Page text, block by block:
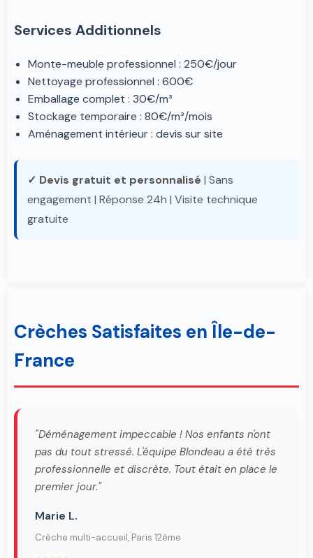
Services Additionnels
Monte-meuble professionnel : 250€/jour
Nettoyage professionnel : 600€
Emballage complet : 30€/m³
Stockage temporaire : 80€/m³/mois
Aménagement intérieur : devis sur site
✓ Devis gratuit et personnalisé | Sans
engagement | Réponse 24h | Visite technique
gratuite
Crèches Satisfaites en Île-de-
France
"Déménagement impeccable ! Nos enfants n'ont
pas du tout stressé. L'équipe Blondeau a été très
professionnelle et discrète. Tout était en place le
premier jour."
Marie L.
Crèche multi-accueil, Paris 12ème